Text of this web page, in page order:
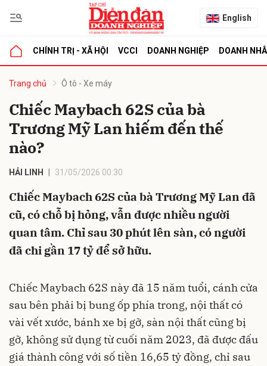
English
CHÍNH TRỊ - XÃ HỘI VCCI DOANH NGHIỆP DOANH
Trang chủ Ô tô - Xe máy
Chiếc Maybach 62S của bà
Trương Mỹ Lan hiếm đến thế
nào?
HẢI LINH 31/05/2026 00:30
Chiếc Maybach 62S của bà Trương Mỹ Lan đã
cũ, có chỗ bị hỏng, vẫn được nhiều người
quan tâm. Chỉ sau 30 phút lên sàn, có người
đã chi gần 17 tỷ để sở hữu.
Chiếc Maybach 62S này đã 15 năm tuổi, cánh cửa
sau bên phải bị bung ốp phía trong, nội thất có
vài vết xước, bánh xe bị gỡ, sàn nội thất cũng bị
gỡ, không sử dụng từ cuối năm 2023, đã được đấu
giá thành công với số tiền 16,65 tỷ đồng, chỉ sau
luận
Hủy